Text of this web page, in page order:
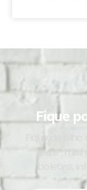
Fique
Fique de
seu e-
boletins,